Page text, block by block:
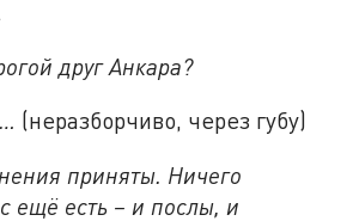
друг Анкара?
(неразборчиво, через губу)
приняты. Ничего
ещё есть – и послы, и